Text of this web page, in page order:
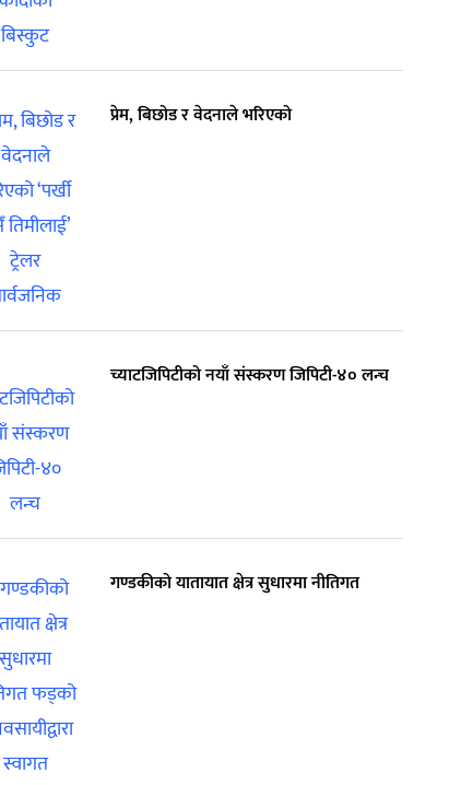
प्रेम, बिछोड र वेदनाले भरिएको
च्याटजिपिटीको नयाँ संस्करण जिपिटी-४० लन्च
गण्डकीको यातायात क्षेत्र सुधारमा नीतिगत